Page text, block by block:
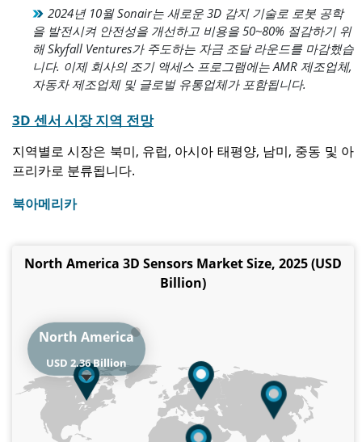
2024년 10월 Sonair는 새로운 3D 감지 기술로 로봇 공학
을 발전시켜 안전성을 개선하고 비용을 50~80% 절감하기 위
해 Skyfall Ventures가 주도하는 자금 조달 라운드를 마감했습
니다. 이제 회사의 조기 액세스 프로그램에는 AMR 제조업체,
자동차 제조업체 및 글로벌 유통업체가 포함됩니다.
3D 센서 시장 지역 전망
지역별로 시장은 북미, 유럽, 아시아 태평양, 남미, 중동 및 아
프리카로 분류됩니다.
북아메리카
North America 3D Sensors Market Size, 2025 (USD
Billion)
North America
USD 2.36 Billion